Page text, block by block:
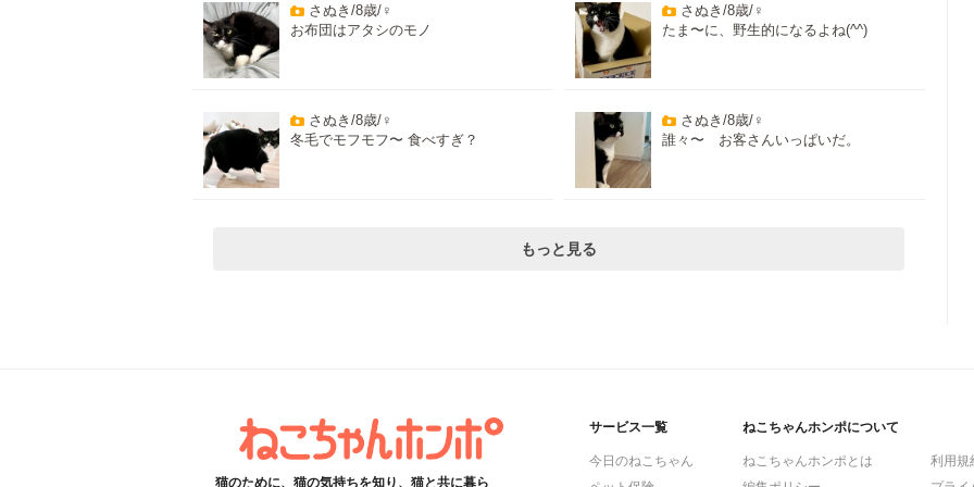
さぬき/8歳/♀
お布団はアタシのモノ
さぬき/8歳/♀
たま〜に、野生的になるよね(^^)
さぬき/8歳/♀
冬毛でモフモフ〜 食べすぎ？
さぬき/8歳/♀
誰々〜 お客さんいっぱいだ。
もっと見る
サービス一覧
今日のねこちゃん
ねこちゃんホンポについて
ねこちゃんホンポとは
利用規
猫のために、猫の気持ちを知り、猫と共に暮ら